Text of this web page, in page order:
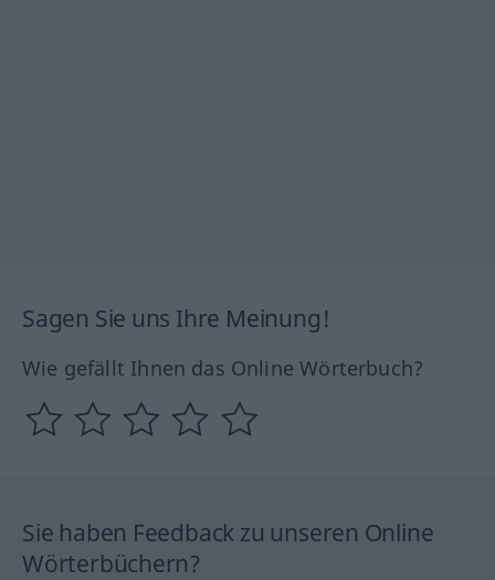
Sagen Sie uns Ihre Meinung!
Wie gefällt Ihnen das Online Wörterbuch?
Sie haben Feedback zu unseren Online
Wörterbüchern?